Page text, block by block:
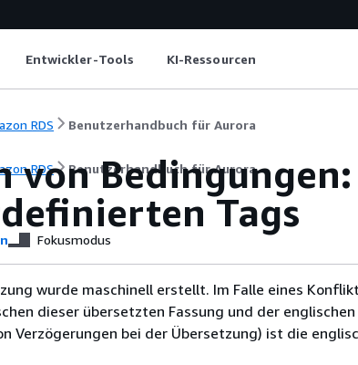
Entwickler-Tools KI-Ressourcen
RDS Benutzerhandbuch für Aurora
RDS Benutzerhandbuch für Aurora
von
Tags
Fokusmodus
wurde maschinell erstellt. Im Falle eines
dieser übersetzten Fassung und der englischen
Verzögerungen bei der Übersetzung) ist die